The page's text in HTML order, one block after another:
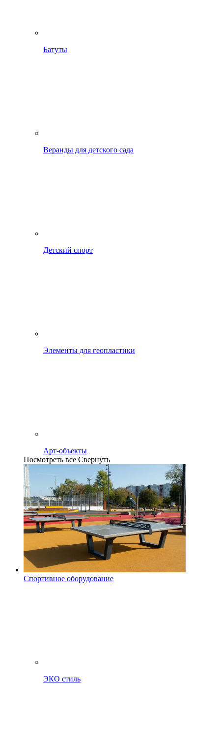
Батуты
Веранды для детского сада
Детский спорт
Элементы для геопластики
Арт-объекты
Посмотреть все Свернуть
Спортивное оборудование
ЭКО стиль